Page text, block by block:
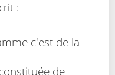
:
c'est de la
de